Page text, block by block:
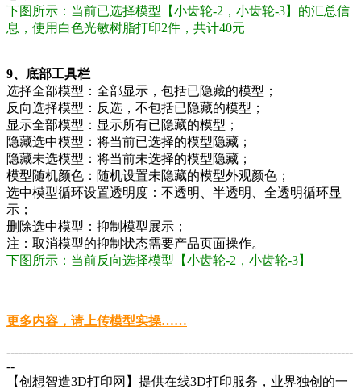
下图所示：当前已选择模型【小齿轮-2，小齿轮-3】的汇总信
息，使用 白色光敏树脂打印2件，共计40元
9、底部工具栏
选择全部模型：全部显示，包括已隐藏的模型；
反向选择模型：反选，不包括已隐藏的模型；
显示全部模型：显示所有已隐藏的模型；
隐藏选中模型：将当前已选择的模型隐藏；
隐藏未选模型：将当前未选择的模型隐藏；
模型随机颜色：随机设置未隐藏的模型外观颜色；
选中模型循环设置透明度：不透明、半透明、全透明循环显
示；
删除选中模型：抑制模型展示；
注：取消模型的抑制状态需要产品页面操作。
下图所示：当前反向选择模型【小齿轮-2，小齿轮-3】
更多内容，请上传模型实操……
--------------------------------------------------------------------------------------
--
【创想智造3D打印网】提供在线3D打印服务，业界独创的一